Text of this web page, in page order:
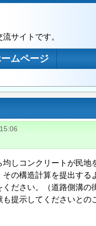
サイトです。
ムページ
しコンクリートが民地
の構造計算を提出する
ださい。（道路側溝の
示してくださいとのこ